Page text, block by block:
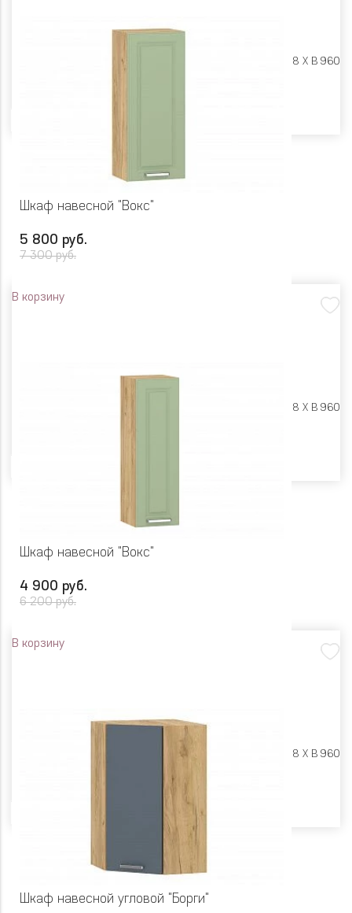
Ш 450 X Г 318 X В 960
Шкаф навесной "Вокс"
5 800 руб.
7 300 руб.
В корзину
Ш 400 X Г 318 X В 960
Шкаф навесной "Вокс"
4 900 руб.
6 200 руб.
В корзину
Ш 300 X Г 318 X В 960
Шкаф навесной угловой "Борги"